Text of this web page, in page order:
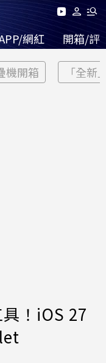
網紅 開箱/評
機開箱 「全新
！iOS 27